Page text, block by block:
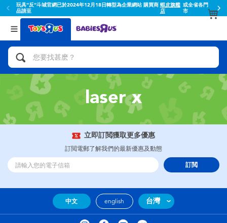
玩具"反"斗城官網已於2024年12月18日轉型為企業網站 購買商
品請至
蝦皮旗艦
店
或全省各門
市
返回
分類目錄
人氣英雄,角色扮演,射擊玩具
腳踏車,滑板車,騎乘車
拼砌組合及樂高LEGO
玩具車,貨車,火車及遙控系列
手工藝,文具,蠟筆,泥膠,畫板
娃娃, 芭比,收藏公仔
返回
品牌
Toy Story玩具總動員
Super Mario超級瑪利歐
52TOYS
Miniso名創優品
playpop
laser x
立即訂閲獲取更多優惠
訂閲電郵了解我們的最新優惠及動態
訂閲
中文 english 台灣